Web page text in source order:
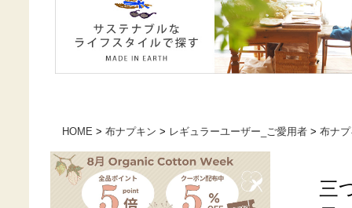
HOME 布ナプキン レギュラーユーザー_ご愛用者 布ナ
三